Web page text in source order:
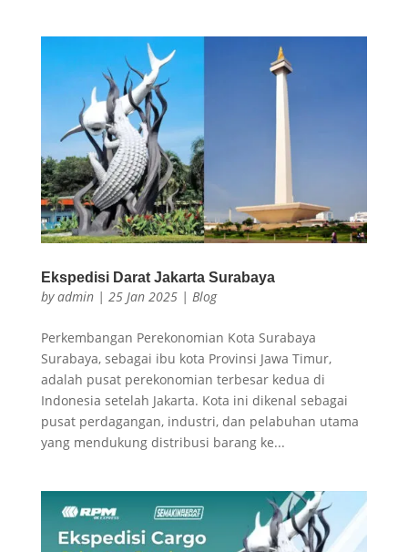
Ekspedisi Darat Jakarta Surabaya
byadmin| 25 Jan 2025| Blog
Perkembangan Perekonomian Kota Surabaya
Surabaya, sebagai ibu kota Provinsi Jawa Timur,
adalah pusat perekonomian terbesar kedua di
Indonesia setelah Jakarta. Kota ini dikenal sebagai
pusat perdagangan, industri, dan pelabuhan utama
yang mendukung distribusi barang ke...